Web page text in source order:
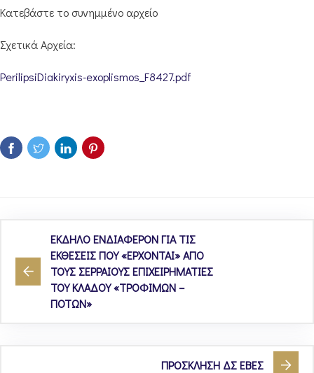
Κατεβάστε το συνημμένο αρχείο
Σχετικά Αρχεία:
PerilipsiDiakiryxis-exoplismos_F8427.pdf
ΕΚΔΗΛΟ ΕΝΔΙΑΦΕΡΟΝ ΓΙΑ ΤΙΣ
ΕΚΘΕΣΕΙΣ ΠΟΥ «ΕΡΧΟΝΤΑΙ» ΑΠΟ
ΤΟΥΣ ΣΕΡΡΑΙΟΥΣ ΕΠΙΧΕΙΡΗΜΑΤΙΕΣ
ΤΟΥ ΚΛΑΔΟΥ «ΤΡΟΦΙΜΩΝ –
ΠΟΤΩΝ»
ΠΡΟΣΚΛΗΣΗ ΔΣ ΕΒΕΣ